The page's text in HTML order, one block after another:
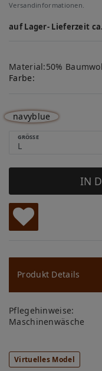
Versandinformationen.
auf Lager- Lieferzeit
Material:50%
Farbe:
navyblue
GRÖSSE
IN
W
u
ns
ch
lis
te
Produkt Details
Pflegehinweise:
Maschinenwäsche
Virtuelles Model